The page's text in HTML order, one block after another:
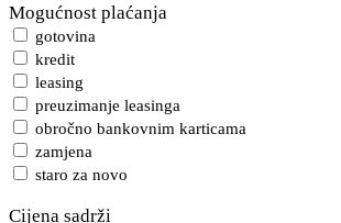
Mogućnost plaćanja
gotovina
kredit
leasing
preuzimanje leasinga
obročno bankovnim karticama
zamjena
staro za novo
Cijena sadrži